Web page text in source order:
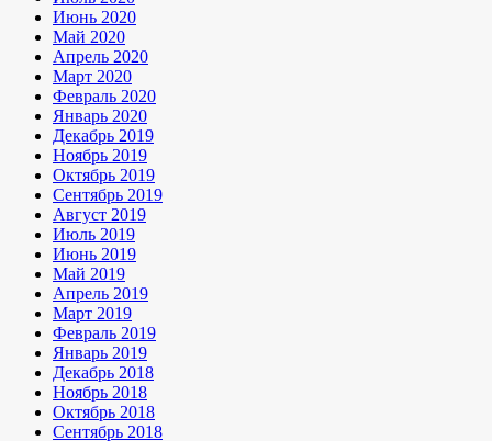
Июнь 2020
Май 2020
Апрель 2020
Март 2020
Февраль 2020
Январь 2020
Декабрь 2019
Ноябрь 2019
Октябрь 2019
Сентябрь 2019
Август 2019
Июль 2019
Июнь 2019
Май 2019
Апрель 2019
Март 2019
Февраль 2019
Январь 2019
Декабрь 2018
Ноябрь 2018
Октябрь 2018
Сентябрь 2018